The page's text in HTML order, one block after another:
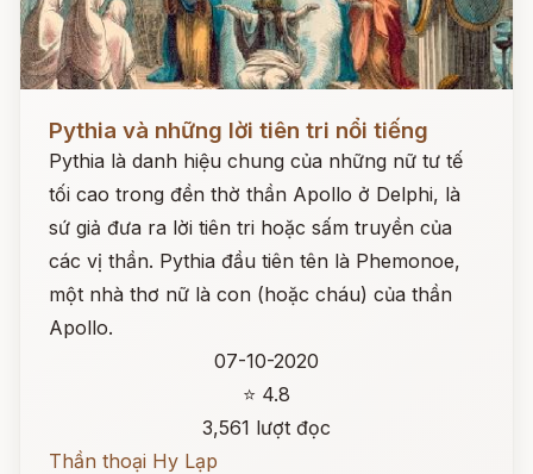
Pythia và những lời tiên tri nổi tiếng
Pythia là danh hiệu chung của những nữ tư tế
tối cao trong đền thờ thần Apollo ở Delphi, là
sứ giả đưa ra lời tiên tri hoặc sấm truyền của
các vị thần. Pythia đầu tiên tên là Phemonoe,
một nhà thơ nữ là con (hoặc cháu) của thần
Apollo.
07-10-2020
⭐ 4.8
3,561 lượt đọc
Thần thoại Hy Lạp